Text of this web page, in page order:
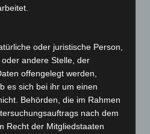
5.039
oder juristische Person,
andere Stelle, der
offengelegt werden,
es sich bei ihr um einen
Behörden, die im Rahmen
nach dem
Recht der Mitgliedstaaten